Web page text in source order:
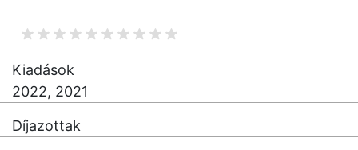
Kiadások
2022, 2021
Díjazottak